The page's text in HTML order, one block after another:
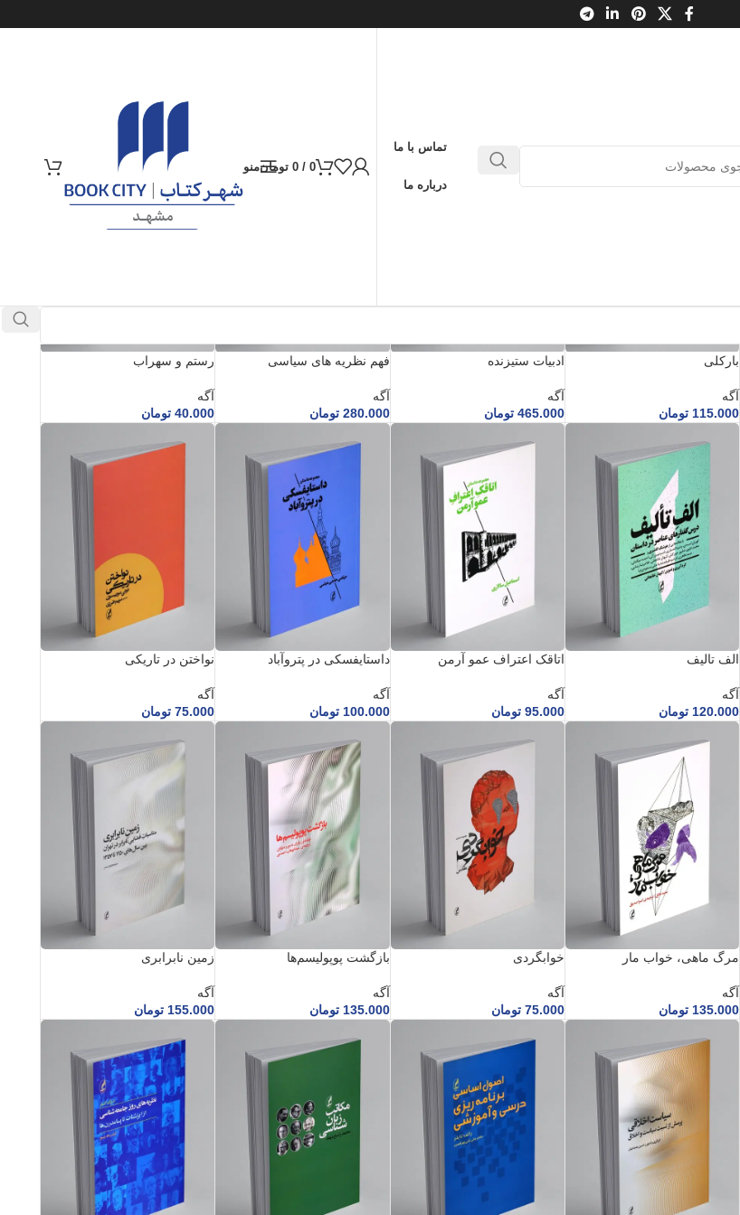
تماس با ما
درباره ما
0
/
0 تومانمنو
بارکلی
آگه
115.000 تومان
ادبیات ستیزنده
آگه
465.000 تومان
فهم نظریه های سیاسی
آگه
280.000 تومان
رستم و سهراب
آگه
40.000 تومان
الف تالیف
آگه
120.000 تومان
اتاقک اعتراف عمو آرمن
آگه
95.000 تومان
داستایفسکی در پتروآباد
آگه
100.000 تومان
نواختن در تاریکی
آگه
75.000 تومان
مرگ ماهی، خواب مار
آگه
135.000 تومان
خوابگردی
آگه
75.000 تومان
بازگشت پوپولیسم‌ها
آگه
135.000 تومان
زمین نابرابری
آگه
155.000 تومان